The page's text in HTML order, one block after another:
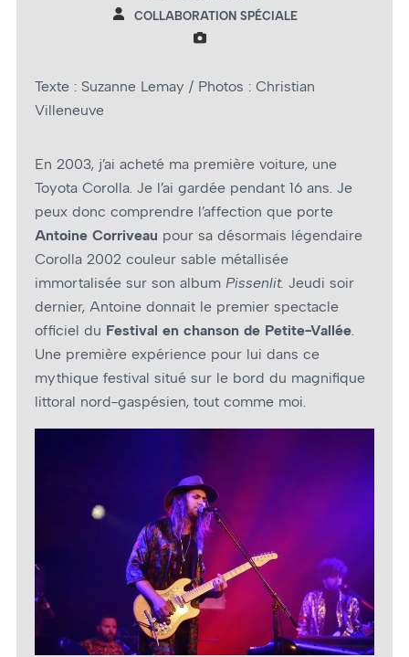
COLLABORATION SPÉCIALE
Texte : Suzanne Lemay / Photos : Christian
Villeneuve
En 2003, j’ai acheté ma première voiture, une
Toyota Corolla. Je l’ai gardée pendant 16 ans. Je
peux donc comprendre l’affection que porte
Antoine Corriveau pour sa désormais légendaire
Corolla 2002 couleur sable métallisée
immortalisée sur son album Pissenlit. Jeudi soir
dernier, Antoine donnait le premier spectacle
officiel du Festival en chanson de Petite-Vallée.
Une première expérience pour lui dans ce
mythique festival situé sur le bord du magnifique
littoral nord-gaspésien, tout comme moi.